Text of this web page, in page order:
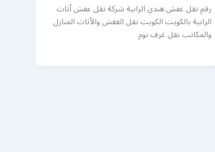
رقم نقل عفش هندي الرابية شركة نقل عفش أثاث
الرابية بالكويت الكويت نقل العفش والأثاث المنازل
والمكاتب نقل غرف نوم